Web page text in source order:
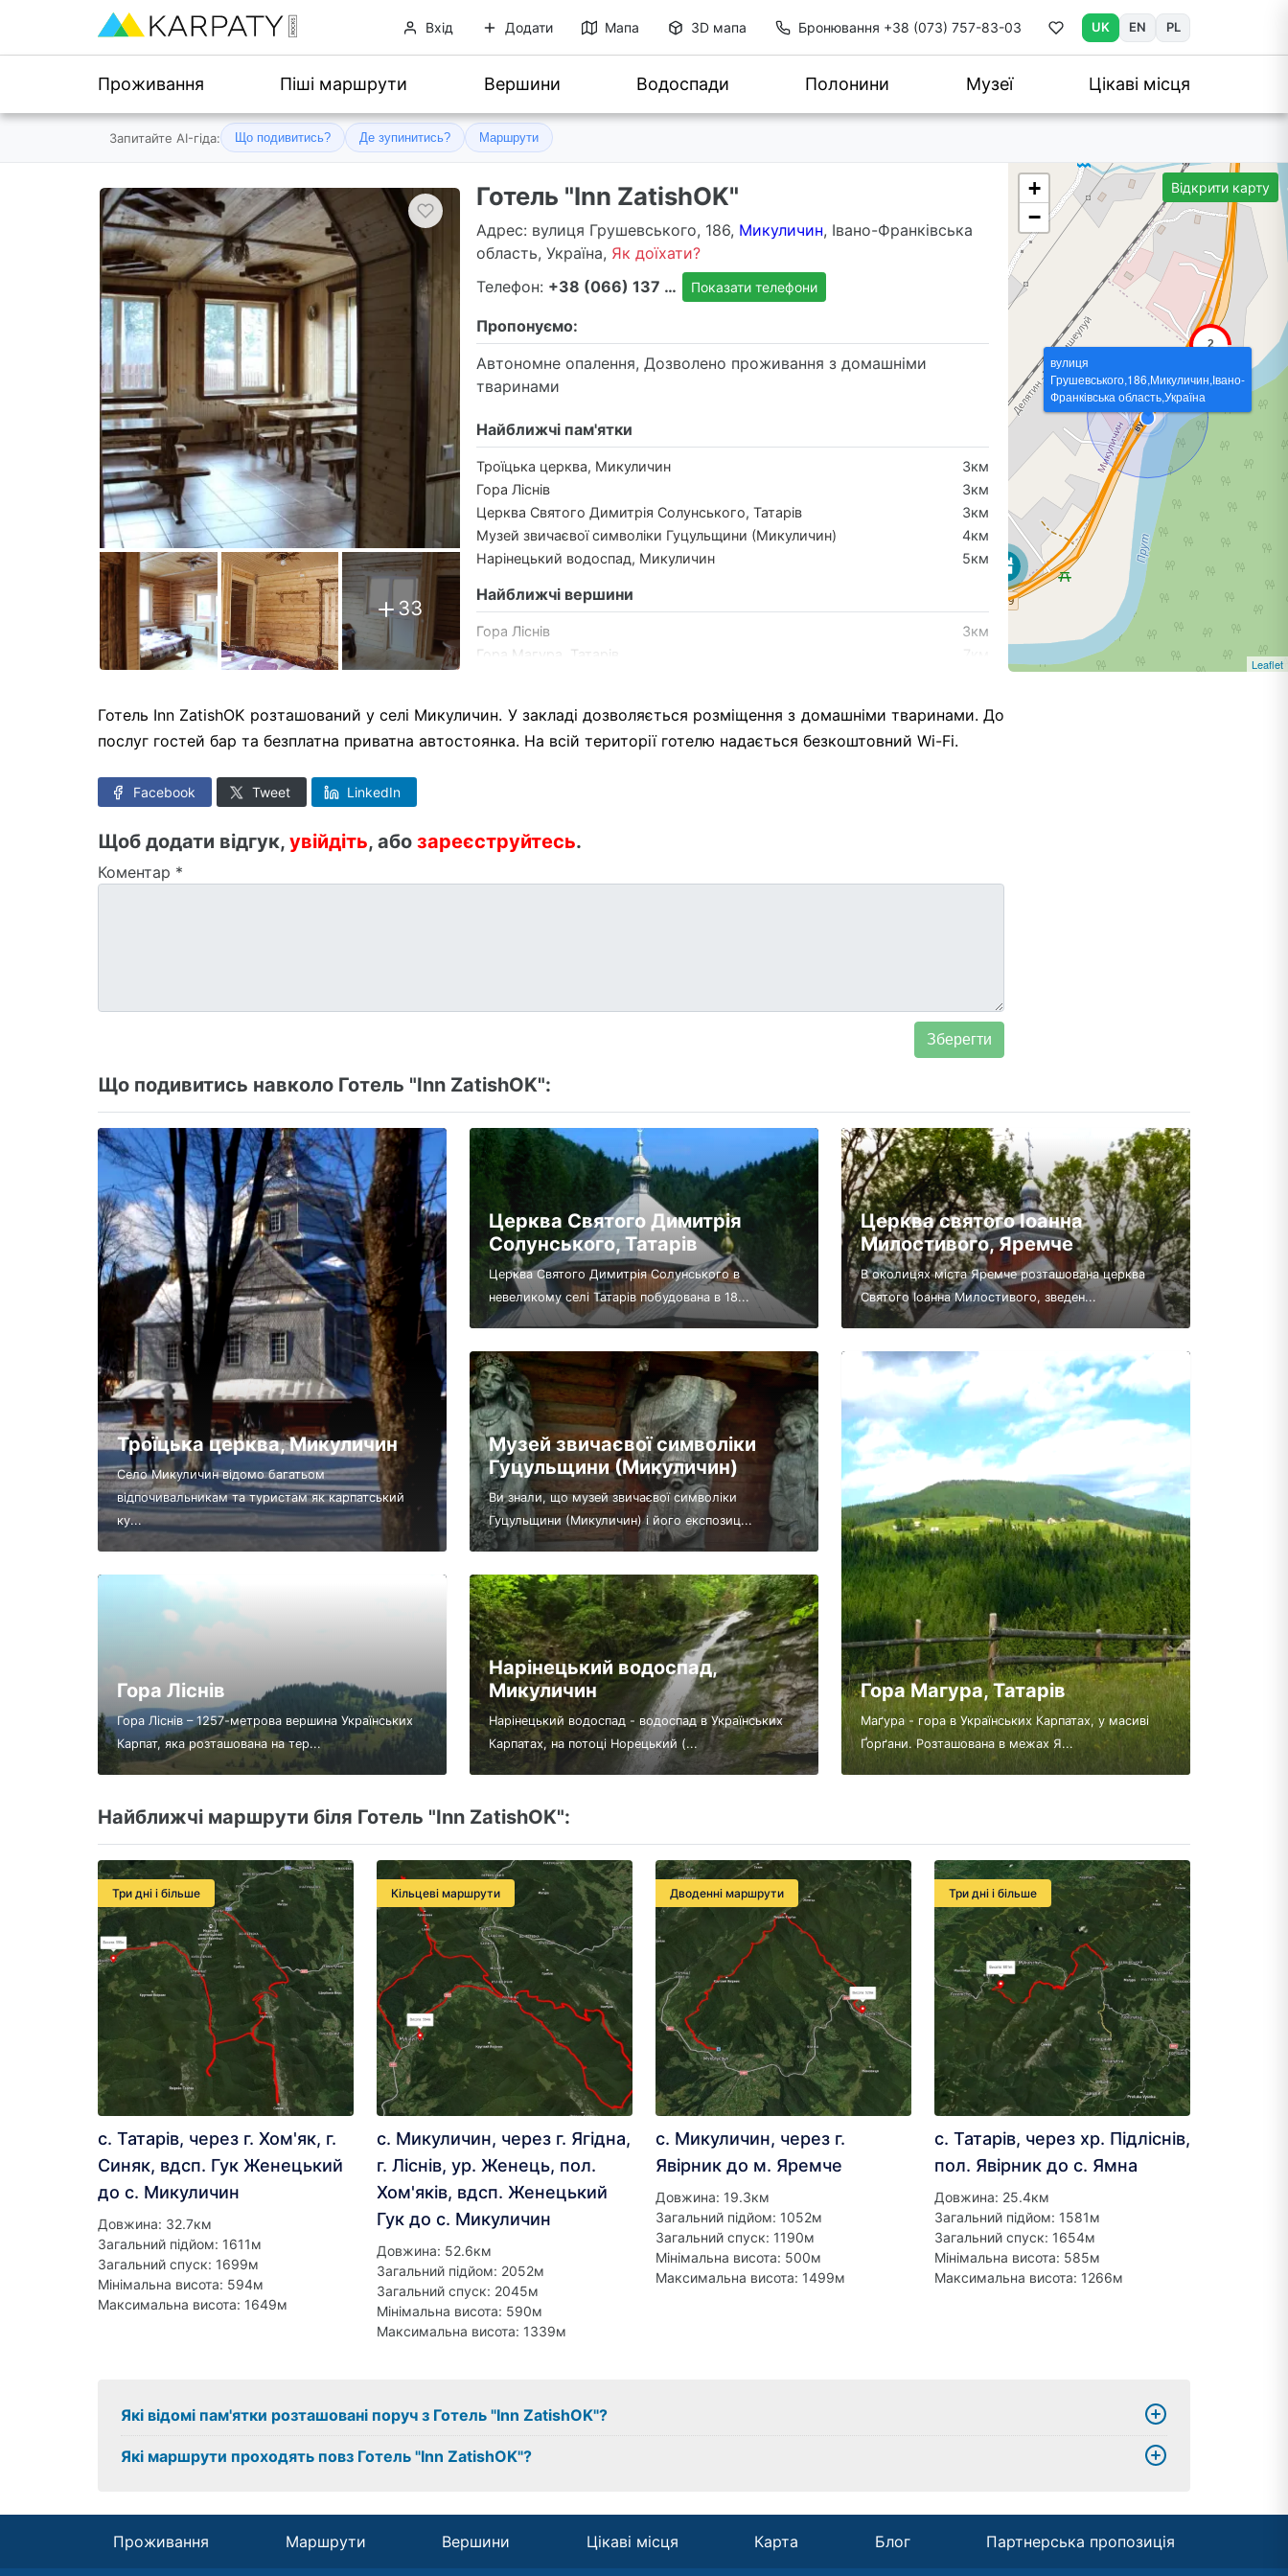
Вхід Додати Мапа 3D мапа Бронювання +38 (073) 757-83-03 UK EN PL
Проживання Піші маршрути Вершини Водоспади Полонини Музеї Цікаві місця
Запитайте AI-гіда: Що подивитись? Де зупинитись? Маршрути
33
Готель "Inn ZatishOK"
Адрес: вулиця Грушевського, 186, Микуличин, Івано-Франківська
область, Україна, Як доїхати?
Телефон:
+38 (066) 137 6568 Показати телефони
Пропонуємо:
Автономне опалення, Дозволено проживання з домашніми
тваринами
Найближчі пам'ятки
Троїцька церква, Микуличин
3км
Гора Ліснів
3км
Церква Святого Димитрія Солунського, Татарів
3км
Музей звичаєвої символіки Гуцульщини (Микуличин)
4км
Нарінецький водоспад, Микуличин
5км
Найближчі вершини
Гора Ліснів
3км
Гора Магура, Татарів
7км
Гора Синяк
10км
Відкрити карту
вулиця
Грушевського,186,Микуличин,Івано-
Франківська область,Україна
+
−
Leaflet
Готель Inn ZatishOK розташований у селі Микуличин. У закладі дозволяється розміщення з домашніми тваринами. До
послуг гостей бар та безплатна приватна автостоянка. На всій території готелю надається безкоштовний Wi-Fi.
Facebook Tweet LinkedIn
Щоб додати відгук, увійдіть, або зареєструйтесь.
Коментар *
Що подивитись навколо Готель "Inn ZatishOK":
Троїцька церква, Микуличин
Село Микуличин відомо багатьом
відпочивальникам та туристам як карпатський
ку...
Гора Ліснів
Гора Ліснів – 1257-метрова вершина Українських
Карпат, яка розташована на тер...
Церква Святого Димитрія
Солунського, Татарів
Церква Святого Димитрія Солунського в
невеликому селі Татарів побудована в 18...
Музей звичаєвої символіки
Гуцульщини (Микуличин)
Ви знали, що музей звичаєвої символіки
Гуцульщини (Микуличин) і його експозиц...
Нарінецький водоспад,
Микуличин
Нарінецький водоспад - водоспад в Українських
Карпатах, на потоці Норецький (...
Церква святого Іоанна
Милостивого, Яремче
В околицях міста Яремче розташована церква
Святого Іоанна Милостивого, зведен...
Гора Магура, Татарів
Маґура - гора в Українських Карпатах, у масиві
Ґорґани. Розташована в межах Я...
Найближчі маршрути біля Готель "Inn ZatishOK":
Три дні і більше
с. Татарів, через г. Хом'як, г.
Синяк, вдсп. Гук Женецький
до с. Микуличин
Довжина: 32.7км
Загальний підйом: 1611м
Загальний спуск: 1699м
Мінімальна висота: 594м
Максимальна висота: 1649м
Кільцеві маршрути
с. Микуличин, через г. Ягідна,
г. Ліснів, ур. Женець, пол.
Хом'яків, вдсп. Женецький
Гук до с. Микуличин
Довжина: 52.6км
Загальний підйом: 2052м
Загальний спуск: 2045м
Мінімальна висота: 590м
Максимальна висота: 1339м
Дводенні маршрути
с. Микуличин, через г.
Явірник до м. Яремче
Довжина: 19.3км
Загальний підйом: 1052м
Загальний спуск: 1190м
Мінімальна висота: 500м
Максимальна висота: 1499м
Три дні і більше
с. Татарів, через хр. Підліснів,
пол. Явірник до с. Ямна
Довжина: 25.4км
Загальний підйом: 1581м
Загальний спуск: 1654м
Мінімальна висота: 585м
Максимальна висота: 1266м
Які відомі пам'ятки розташовані поруч з Готель "Inn ZatishOK"?
Які маршрути проходять повз Готель "Inn ZatishOK"?
Проживання Маршрути Вершини Цікаві місця Карта Блог Партнерська пропозиція